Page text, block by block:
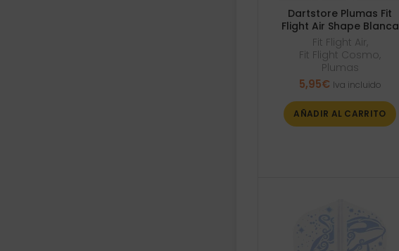
Dartstore Plumas Fit
Flight Air Shape Blanca
Fit Flight Air ,
Fit Flight Cosmo,
Plumas
5,95€ Iva incluido
AÑADIR AL CARRITO